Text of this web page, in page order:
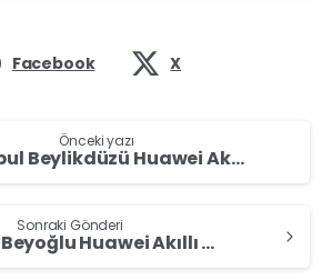
Facebook X
Önceki yazı
İstanbul Beylikdüzü Huawei Akıllı Saat Alan Yerler – Huawei Akıllı Saat Sat
Sonraki Gönderi
İstanbul Beyoğlu Huawei Akıllı Saat Alan Yerler – Huawei Akıllı Saat Sat